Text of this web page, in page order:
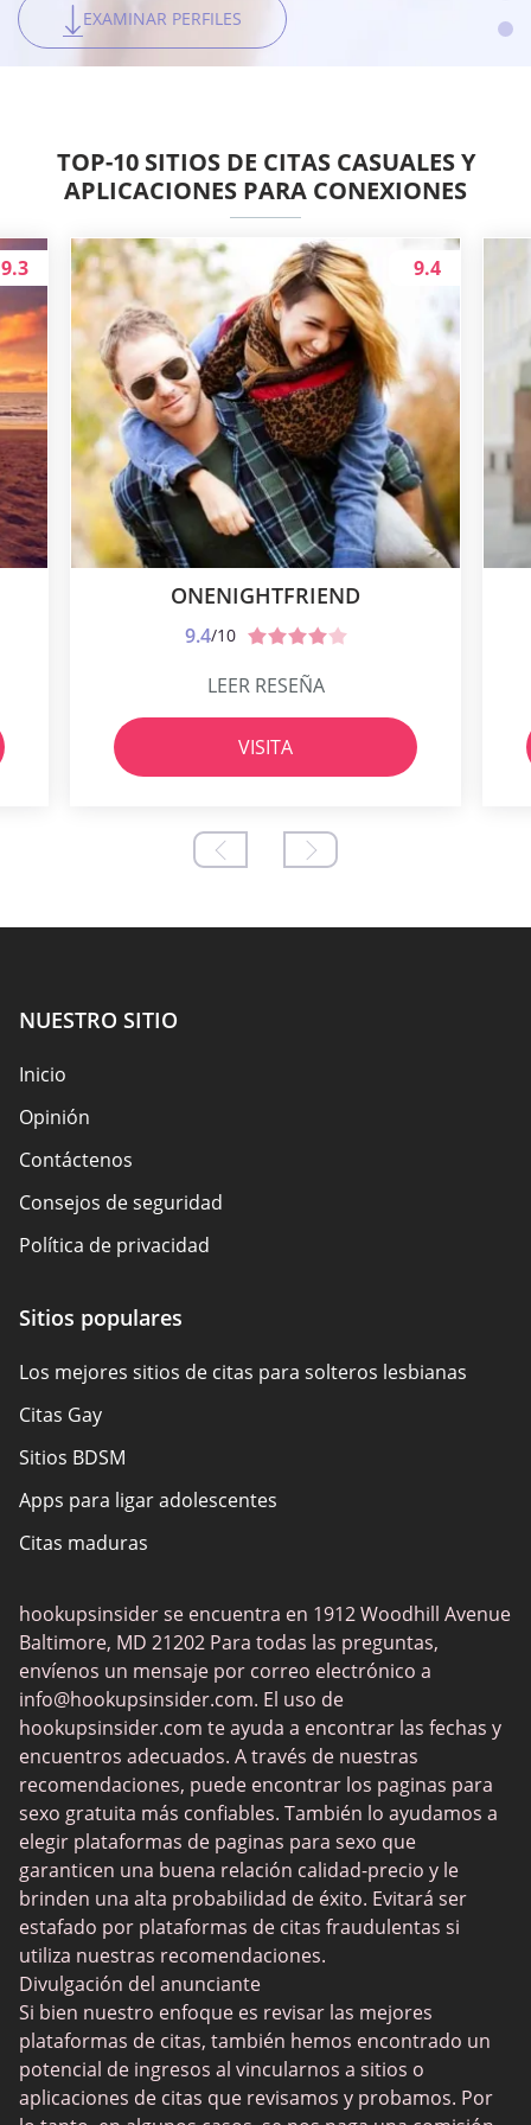
EXAMINAR PERFILES
EXAMINAR PERFILES
EXAMINAR PERFILES
TOP-10 SITIOS DE CITAS CASUALES Y
APLICACIONES PARA CONEXIONES
9.3
ONENIGHTFRIEND
9.4/10
9.4
LEER RESEÑA
VISITA
NUESTRO SITIO
Inicio
Opinión
Contáctenos
Consejos de seguridad
Política de privacidad
Divulgación de afiliados
Mapa del sitio
Sobre nosotros
Sitios populares
Los mejores sitios de citas para solteros lesbianas
Citas Gay
Sitios BDSM
Apps para ligar adolescentes
Citas maduras
Chat de sexo
Citas maduras
Contactos BDSM
Contactos gay
Mejores MILFs
AdultFriendFinder
Shagle
BeNaughty
Secret Benefits
Rich Meet Beautiful
LiveJasmin
SDC
hookupsinsider se encuentra en 1912 Woodhill Avenue
Baltimore, MD 21202 Para todas las preguntas,
envíenos un mensaje por correo electrónico a
info@hookupsinsider.com. El uso de
hookupsinsider.com te ayuda a encontrar las fechas y
encuentros adecuados. A través de nuestras
recomendaciones, puede encontrar los paginas para
sexo gratuita más confiables. También lo ayudamos a
elegir plataformas de paginas para sexo que
garanticen una buena relación calidad-precio y le
brinden una alta probabilidad de éxito. Evitará ser
estafado por plataformas de citas fraudulentas si
utiliza nuestras recomendaciones.
Divulgación del anunciante
Si bien nuestro enfoque es revisar las mejores
plataformas de citas, también hemos encontrado un
potencial de ingresos al vincularnos a sitios o
aplicaciones de citas que revisamos y probamos. Por